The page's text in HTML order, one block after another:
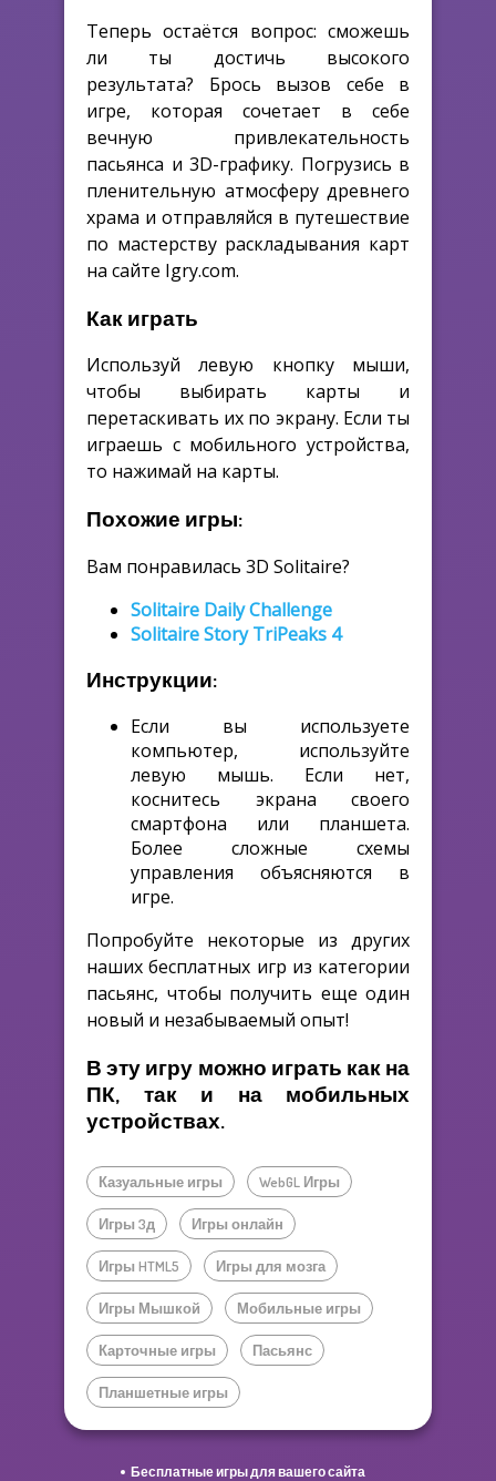
Теперь остаётся вопрос: сможешь
ли ты достичь высокого
результата? Брось вызов себе в
игре, которая сочетает в себе
вечную привлекательность
пасьянса и 3D-графику. Погрузись в
пленительную атмосферу древнего
храма и отправляйся в путешествие
по мастерству раскладывания карт
на сайте Igry.com.
Как играть
Используй левую кнопку мыши,
чтобы выбирать карты и
перетаскивать их по экрану. Если ты
играешь с мобильного устройства,
то нажимай на карты.
Похожие игры:
Вам понравилась 3D Solitaire?
Solitaire Daily Challenge
Solitaire Story TriPeaks 4
Инструкции:
Если вы используете
компьютер, используйте
левую мышь. Если нет,
коснитесь экрана своего
смартфона или планшета.
Более сложные схемы
управления объясняются в
игре.
Попробуйте некоторые из других
наших бесплатных игр из категории
пасьянс, чтобы получить еще один
новый и незабываемый опыт!
В эту игру можно играть как на
ПК, так и на мобильных
устройствах.
Казуальные игры WebGL Игры
Игры 3д Игры онлайн
Игры HTML5 Игры для мозга
Игры Мышкой Мобильные игры
Карточные игры Пасьянс
Планшетные игры
Бесплатные игры для вашего сайта